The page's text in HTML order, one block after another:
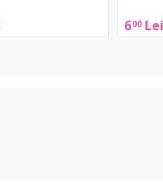
600 Lei
MI